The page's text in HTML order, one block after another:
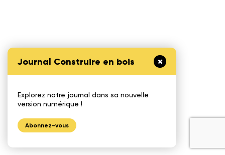
Journal Construire en bois
Explorez notre journal dans sa nouvelle
version numérique !
Abonnez-vous